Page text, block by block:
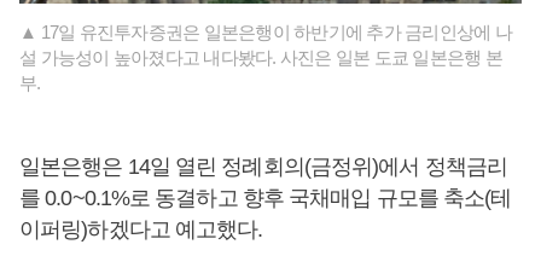
▲ 17일 유진투자증권은 일본은행이 하반기에 추가 금리인상에 나
설 가능성이 높아졌다고 내다봤다. 사진은 일본 도쿄 일본은행 본
부.
일본은행은 14일 열린 정례회의(금정위)에서 정책금리
를 0.0~0.1%로 동결하고 향후 국채매입 규모를 축소(테
이퍼링)하겠다고 예고했다.